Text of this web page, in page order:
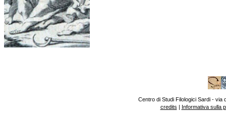
Centro di Studi Filologici Sardi - via
credits | Informativa sulla